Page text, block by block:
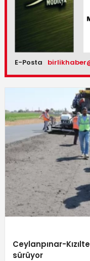
E-Posta
Ceylanpınar-
sürüyor